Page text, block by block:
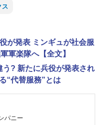
ス
が発表 ミンギュが社会服
軍楽隊へ【全文】
? 新たに兵役が発表され
“代替服務”とは
パニー